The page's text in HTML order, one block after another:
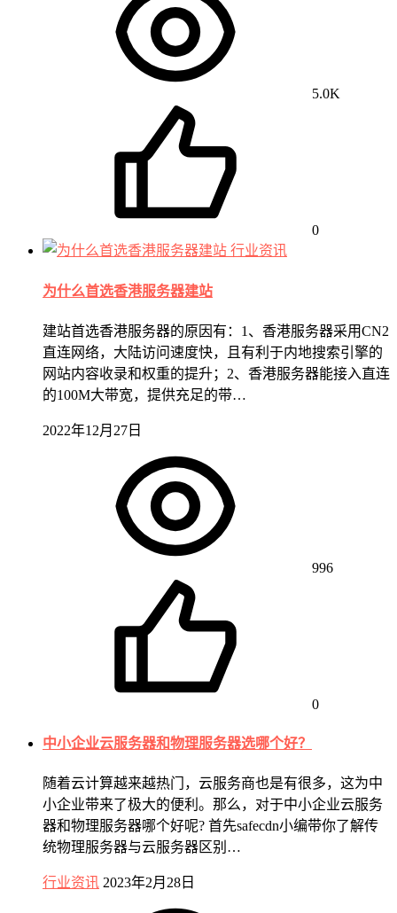
5.0K
0
行业资讯
为什么首选香港服务器建站
建站首选香港服务器的原因有：1、香港服务器采用CN2
直连网络，大陆访问速度快，且有利于内地搜索引擎的
网站内容收录和权重的提升；2、香港服务器能接入直连
的100M大带宽，提供充足的带…
2022年12月27日
996
0
中小企业云服务器和物理服务器选哪个好？
随着云计算越来越热门，云服务商也是有很多，这为中
小企业带来了极大的便利。那么，对于中小企业云服务
器和物理服务器哪个好呢? 首先safecdn小编带你了解传
统物理服务器与云服务器区别…
行业资讯 2023年2月28日